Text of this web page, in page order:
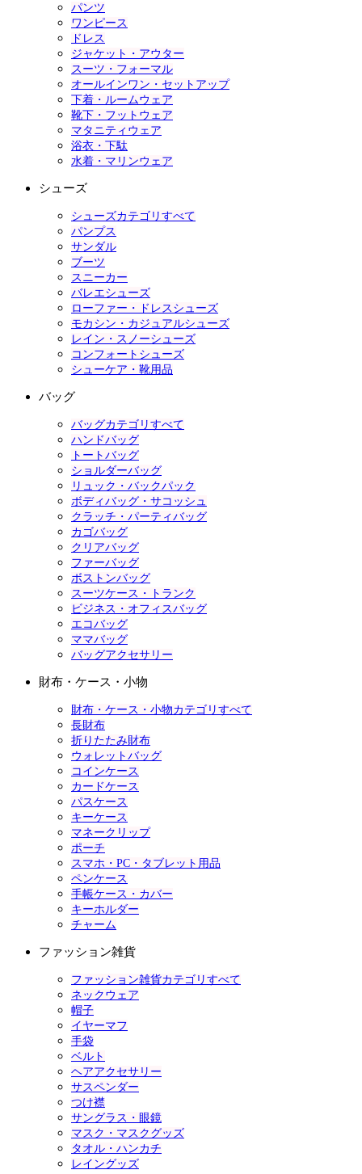
パンツ
ワンピース
ドレス
ジャケット・アウター
スーツ・フォーマル
オールインワン・セットアップ
下着・ルームウェア
靴下・フットウェア
マタニティウェア
浴衣・下駄
水着・マリンウェア
シューズ
シューズカテゴリすべて
パンプス
サンダル
ブーツ
スニーカー
バレエシューズ
ローファー・ドレスシューズ
モカシン・カジュアルシューズ
レイン・スノーシューズ
コンフォートシューズ
シューケア・靴用品
バッグ
バッグカテゴリすべて
ハンドバッグ
トートバッグ
ショルダーバッグ
リュック・バックパック
ボディバッグ・サコッシュ
クラッチ・パーティバッグ
カゴバッグ
クリアバッグ
ファーバッグ
ボストンバッグ
スーツケース・トランク
ビジネス・オフィスバッグ
エコバッグ
ママバッグ
バッグアクセサリー
財布・ケース・小物
財布・ケース・小物カテゴリすべて
長財布
折りたたみ財布
ウォレットバッグ
コインケース
カードケース
パスケース
キーケース
マネークリップ
ポーチ
スマホ・PC・タブレット用品
ペンケース
手帳ケース・カバー
キーホルダー
チャーム
ファッション雑貨
ファッション雑貨カテゴリすべて
ネックウェア
帽子
イヤーマフ
手袋
ベルト
ヘアアクセサリー
サスペンダー
つけ襟
サングラス・眼鏡
マスク・マスクグッズ
タオル・ハンカチ
レイングッズ